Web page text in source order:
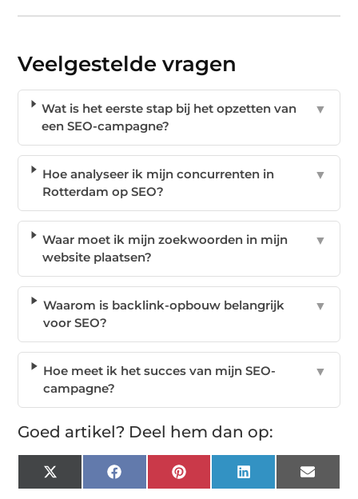
Veelgestelde vragen
Wat is het eerste stap bij het opzetten van
een SEO-campagne?
▼
Hoe analyseer ik mijn concurrenten in
Rotterdam op SEO?
▼
Waar moet ik mijn zoekwoorden in mijn
website plaatsen?
▼
Waarom is backlink-opbouw belangrijk
voor SEO?
▼
Hoe meet ik het succes van mijn SEO-
campagne?
▼
Goed artikel? Deel hem dan op:
X
(Twitter)
FacebookPinterest LinkedIn Email